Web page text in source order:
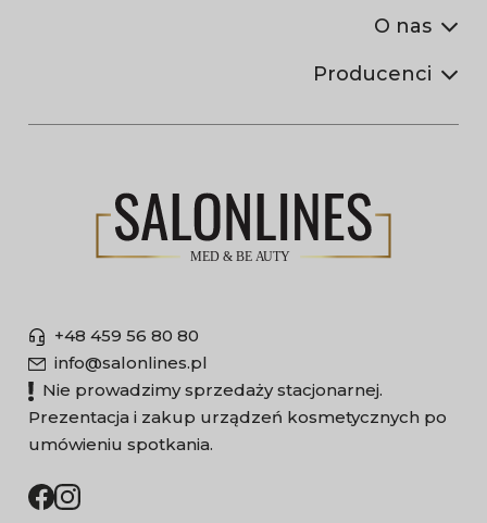
O nas
Producenci
+48 459 56 80 80
info@salonlines.pl
Nie prowadzimy sprzedaży stacjonarnej.
Prezentacja i zakup urządzeń kosmetycznych po
umówieniu spotkania.